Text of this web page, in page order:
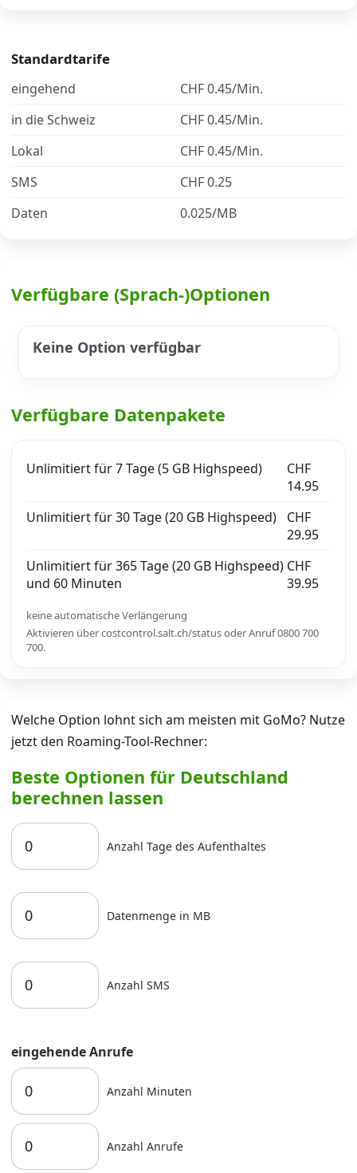
Über uns
Datenschutz
Standardtarife
eingehend
CHF 0.45/Min.
in die Schweiz
CHF 0.45/Min.
Lokal
CHF 0.45/Min.
SMS
CHF 0.25
Daten
0.025/MB
Verfügbare (Sprach-)Optionen
Keine Option verfügbar
Verfügbare Datenpakete
Unlimitiert für 7 Tage (5 GB Highspeed)
CHF
14.95
Unlimitiert für 30 Tage (20 GB Highspeed)
CHF
29.95
Unlimitiert für 365 Tage (20 GB Highspeed)
und 60 Minuten
CHF
39.95
keine automatische Verlängerung
Aktivieren über costcontrol.salt.ch/status oder Anruf 0800 700
700.
Welche Option lohnt sich am meisten mit GoMo? Nutze
jetzt den Roaming-Tool-Rechner:
Beste Optionen für Deutschland
berechnen lassen
Anzahl Tage des Aufenthaltes
Datenmenge in MB
Anzahl SMS
eingehende Anrufe
Anzahl Minuten
Anzahl Anrufe